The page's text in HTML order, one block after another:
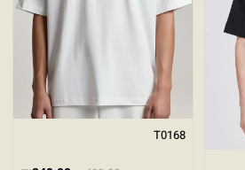
T0168